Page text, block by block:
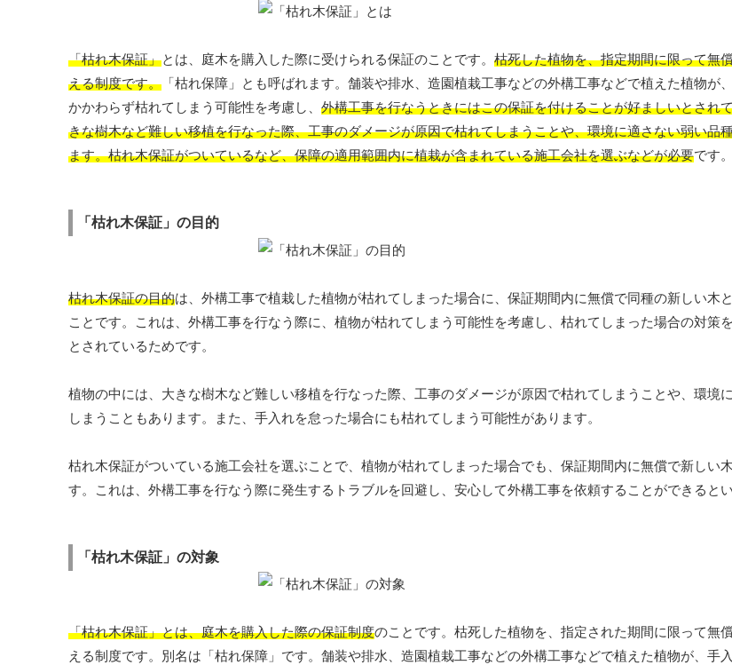
「枯れ木保証」とは、庭木を購入した際に受けられる保証のことです。 枯死した植物を、指定期間に限って無
える制度です。 「枯れ保障」とも呼ばれます。舗装や排水、造園植栽工事などの外構工事などで植えた植物が
かかわらず枯れてしまう可能性を考慮し、 外構工事を行なうときにはこの保証を付けることが好ましいとされ
きな樹木など難しい移植を行なった際、工事のダメージが原因で枯れてしまうことや、環境に適さない弱い品
ます。枯れ木保証がついているなど、保障の適用範囲内に植栽が含まれている施工会社を選ぶなどが必要です。
「枯れ木保証」の目的
枯れ木保証の目的は、外構工事で植栽した植物が枯れてしまった場合に、保証期間内に無償で同種の新しい木
ことです。これは、外構工事を行なう際に、植物が枯れてしまう可能性を考慮し、枯れてしまった場合の対策
とされているためです。
植物の中には、大きな樹木など難しい移植を行なった際、工事のダメージが原因で枯れてしまうことや、環境
しまうこともあります。また、手入れを怠った場合にも枯れてしまう可能性があります。
枯れ木保証がついている施工会社を選ぶことで、植物が枯れてしまった場合でも、保証期間内に無償で新しい
す。これは、外構工事を行なう際に発生するトラブルを回避し、安心して外構工事を依頼することができると
「枯れ木保証」の対象
「枯れ木保証」とは、庭木を購入した際の保証制度のことです。枯死した植物を、指定された期間に限って無
える制度です。別名は「枯れ保障」です。舗装や排水、造園植栽工事などの外構工事などで植えた植物が、手